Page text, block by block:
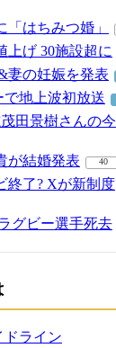
「はちみつ婚」
上げ 30施設超に
妻の妊娠を発表
で地上波初放送
茂田景樹さんの今
が結婚発表 40
終了? Xが新制度
グビー選手死去
ドライン